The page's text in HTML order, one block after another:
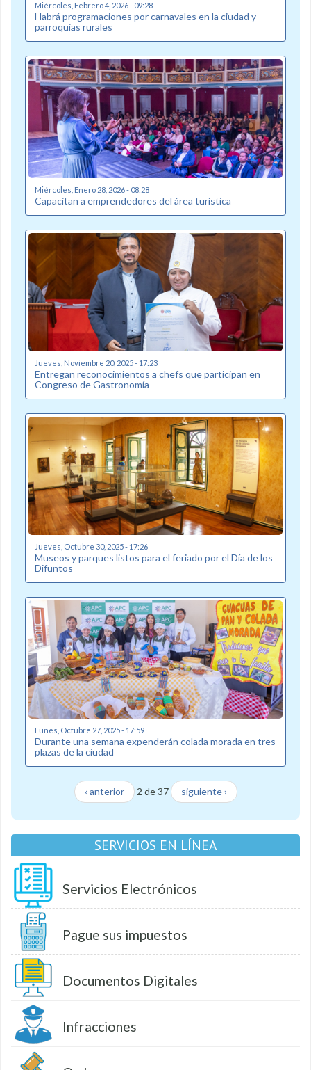
Miércoles, Febrero 4, 2026 - 09:28
Habrá programaciones por carnavales en la ciudad y
parroquias rurales
Miércoles, Enero 28, 2026 - 08:28
Capacitan a emprendedores del área turística
Jueves, Noviembre 20, 2025 - 17:23
Entregan reconocimientos a chefs que participan en
Congreso de Gastronomía
Jueves, Octubre 30, 2025 - 17:26
Museos y parques listos para el feriado por el Día de los
Difuntos
Lunes, Octubre 27, 2025 - 17:59
Durante una semana expenderán colada morada en tres
plazas de la ciudad
‹ anterior 2 de 37 siguiente ›
SERVICIOS EN LÍNEA
Servicios Electrónicos
Pague sus impuestos
Documentos Digitales
Infracciones